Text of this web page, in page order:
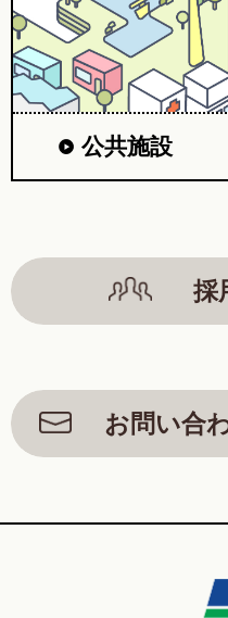
公共施設
採
お問い合